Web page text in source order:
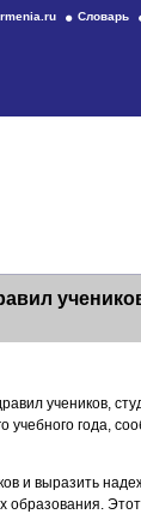
Словарь
учеников,
года,
и выразить
образования.